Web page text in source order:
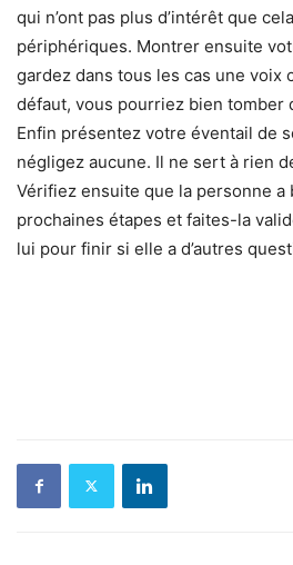
qui n’ont pas plus d’intérêt que
périphériques. Montrer ensuite
gardez dans tous les cas une voix
défaut, vous pourriez bien tomber
Enfin présentez votre éventail de
négligez aucune. Il ne sert à rien
Vérifiez ensuite que la personne a
prochaines étapes et faites-la
lui pour finir si elle a d’autres